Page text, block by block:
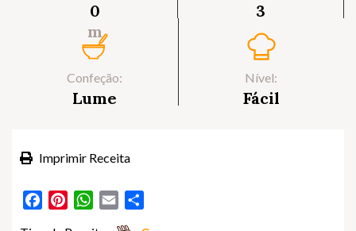
0
m
3
Confeção:
Lume
Nível:
Fácil
Imprimir Receita
FacebookPinterestWhatsApp
Email